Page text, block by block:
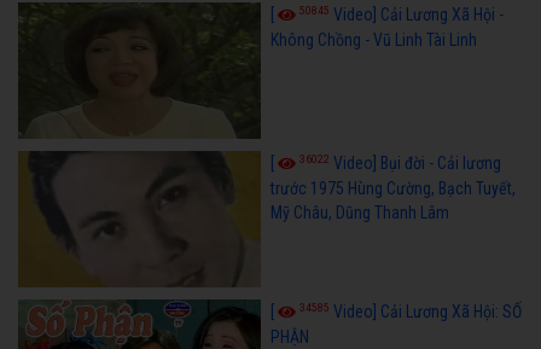
50845 Video] Cải Lương Xã Hội -
Không Chồng - Vũ Linh Tài Linh
36022 Video] Bụi đời - Cải lương
trước 1975 Hùng Cường, Bạch Tuyết,
Mỹ Châu, Dũng Thanh Lâm
34585 Video] Cải Lương Xã Hội: SỐ
PHẬN